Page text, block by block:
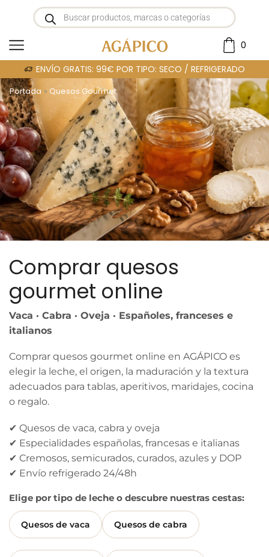
0
ENVÍO GRATIS: 99€ POR TIPO: SECO / REFRIGERADO
Portada » Quesos Gourmet
Comprar quesos
gourmet online
Vaca · Cabra · Oveja · Españoles, franceses e
italianos
Comprar quesos gourmet online en AGÁPICO es
elegir la leche, el origen, la maduración y la textura
adecuados para tablas, aperitivos, maridajes, cocina
o regalo.
✔ Quesos de vaca, cabra y oveja
✔ Especialidades españolas, francesas e italianas
✔ Cremosos, semicurados, curados, azules y DOP
✔ Envío refrigerado 24/48h
Elige por tipo de leche o descubre nuestras cestas:
Quesos de vaca Quesos de cabra